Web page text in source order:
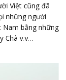
Việt cũng đã
những người
Nam bằng những
Chà v.v…